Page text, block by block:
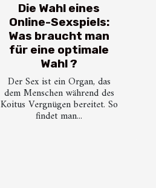
Die Wahl eines
Online-Sexspiels:
Was braucht man
für eine optimale
Wahl ?
Der Sex ist ein Organ, das
dem Menschen während des
Koitus Vergnügen bereitet. So
findet man...